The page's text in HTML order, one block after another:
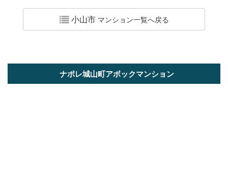
小山市マンション一覧へ戻る
ナポレ城山町アボックマンション